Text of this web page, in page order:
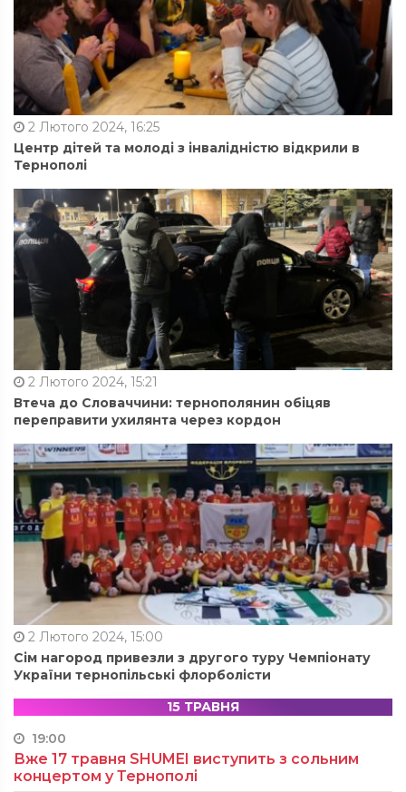
2 Лютого 2024, 16:25
Центр дітей та молоді з інвалідністю відкрили в
Тернополі
2 Лютого 2024, 15:21
Втеча до Словаччини: тернополянин обіцяв
переправити ухилянта через кордон
2 Лютого 2024, 15:00
Сім нагород привезли з другого туру Чемпіонату
України тернопільські флорболісти
15 ТРАВНЯ
19:00
Вже 17 травня SHUMEI виступить з сольним
концертом у Тернополі